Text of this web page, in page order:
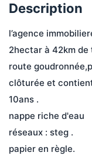
Description
l’agence
2hectar à 42km
route
clôturée et
10ans .
nappe riche d'eau
réseaux : steg .
papier en règle.